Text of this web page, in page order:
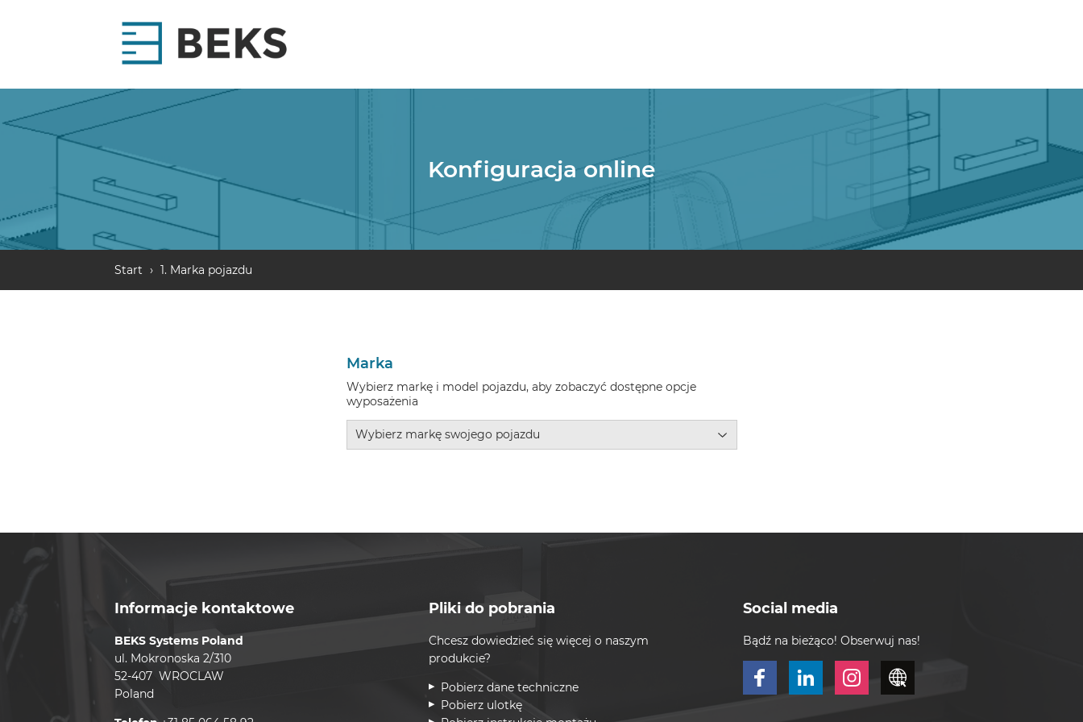
Konfiguracja online
Start › 1. Marka pojazdu
Marka
Wybierz markę i model pojazdu, aby zobaczyć dostępne opcje
wyposażenia
Informacje kontaktowe
BEKS Systems Poland
ul. Mokronoska 2/310
52-407 WROCLAW
Poland
Pliki do pobrania
Chcesz dowiedzieć się więcej o naszym
produkcie?
Pobierz dane techniczne
Pobierz ulotkę
Social media
Bądź na bieżąco! Obserwuj nas!